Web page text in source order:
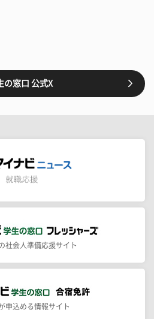
の窓口 公式X
社会人準備応援サイト
申込める情報サイト